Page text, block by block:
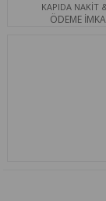
KAPIDA NAKİT
ÖDEME